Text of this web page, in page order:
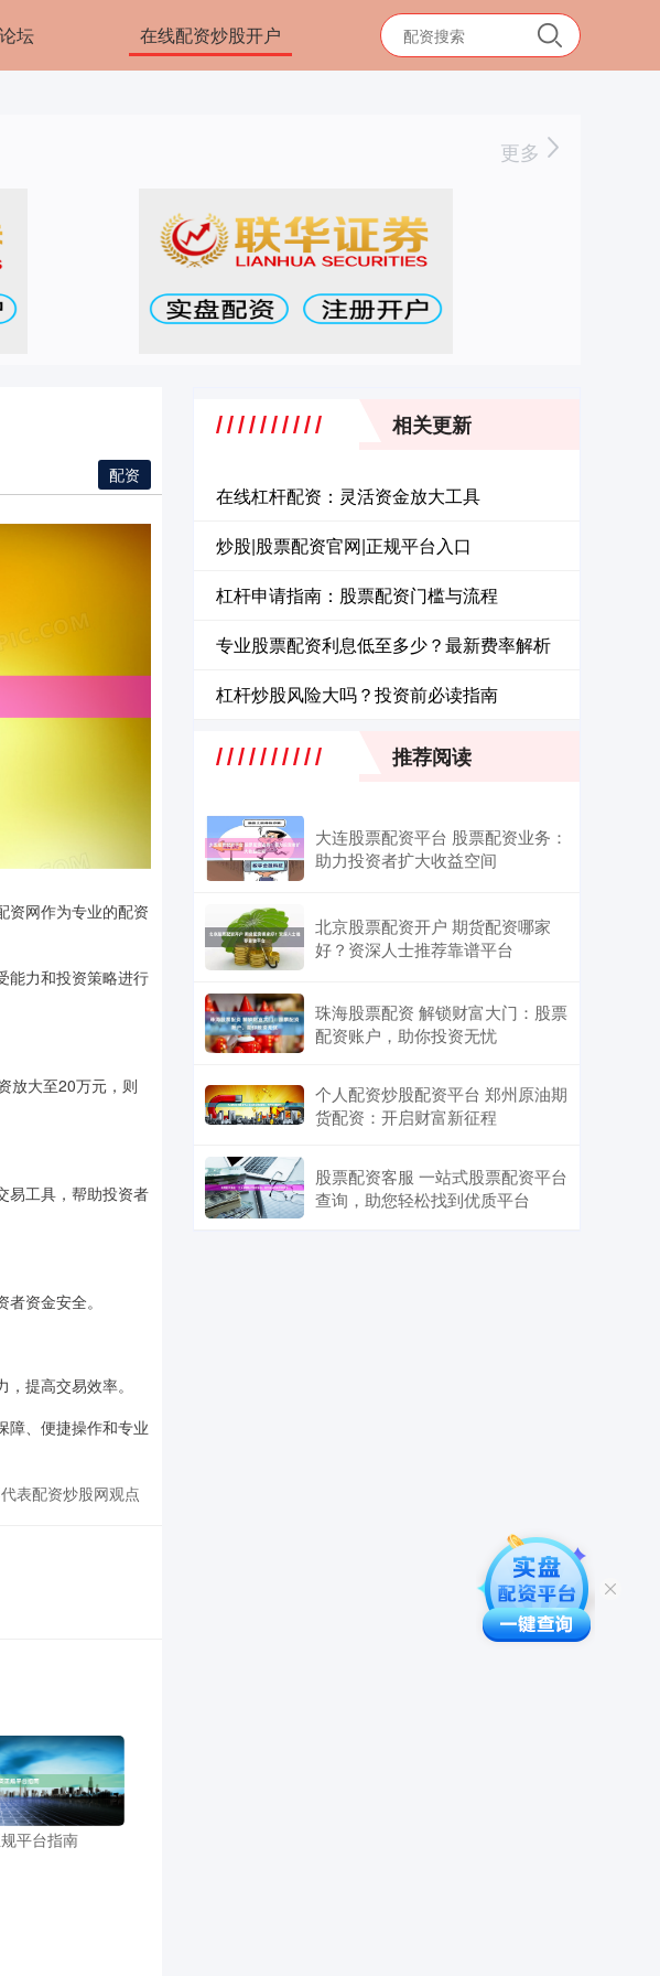
坛 在线配资炒股开户
更多
配资
资网作为专业的配资
能力和投资策略进行
放大至20万元，则
易工具，帮助投资者
资金安全。
提高交易效率。
障、便捷操作和专业
表配资炒股网观点
平台指南
相关更新
在线杠杆配资：灵活资金放大工具
炒股|股票配资官网|正规平台入口
杠杆申请指南：股票配资门槛与流程
专业股票配资利息低至多少？最新费率解析
杠杆炒股风险大吗？投资前必读指南
推荐阅读
大连股票配资平台 股票配资业务：
助力投资者扩大收益空间
北京股票配资开户 期货配资哪家
好？资深人士推荐靠谱平台
珠海股票配资 解锁财富大门：股票
配资账户，助你投资无忧
个人配资炒股配资平台 郑州原油期
货配资：开启财富新征程
股票配资客服 一站式股票配资平台
查询，助您轻松找到优质平台